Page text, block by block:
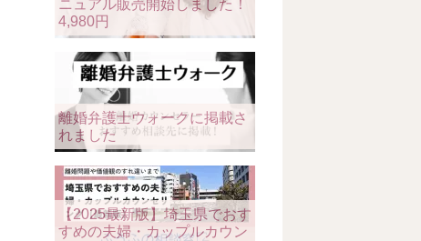
ニュアル販売開始しました！
4,980円
離婚弁護士ウォークに掲載さ
れました
【2025最新版】埼玉県でおす
すめの夫婦・カップルカウン